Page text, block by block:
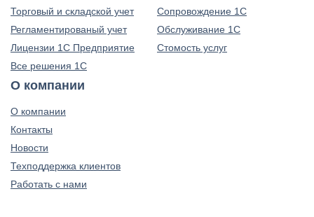
Торговый и складской учет
Регламентированый учет
Лицензии 1С Предприятие
Все решения 1С
Сопровождение 1С
Обслуживание 1С
Стомость услуг
О компании
О компании
Контакты
Новости
Техподдержка клиентов
Работать с нами